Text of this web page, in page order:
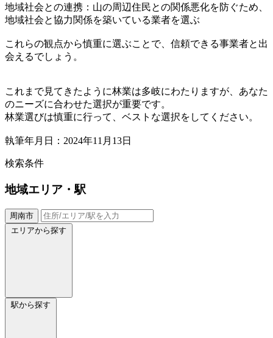
地域社会との連携：山の周辺住民との関係悪化を防ぐため、
地域社会と協力関係を築いている業者を選ぶ
これらの観点から慎重に選ぶことで、信頼できる事業者と出
会えるでしょう。
これまで見てきたように林業は多岐にわたりますが、あなた
のニーズに合わせた選択が重要です。
林業選びは慎重に行って、ベストな選択をしてください。
執筆年月日：2024年11月13日
検索条件
地域エリア・駅
周南市
エリアから探す
駅から探す